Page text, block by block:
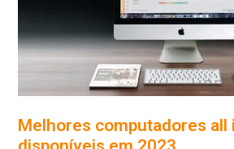
Melhores computadores all